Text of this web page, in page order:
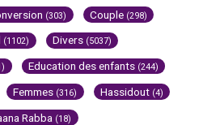
(303) Couple (298)
(1102) Divers (5037)
Education des enfants (244)
Femmes (316) Hassidout (4)
Rabba (18)